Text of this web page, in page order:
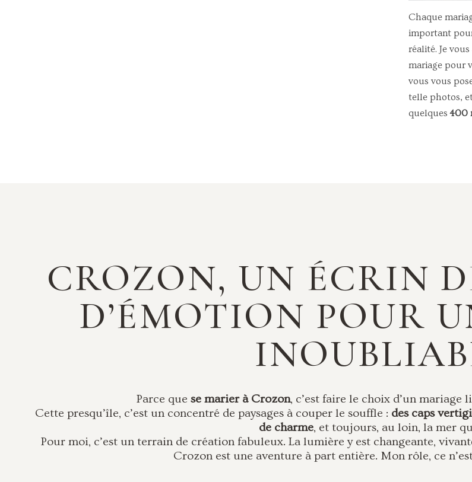
Chaque
important
réalité. Je
mariage pour
vous vous
telle photos, et
quelques 400
CROZON, UN ÉCRIN
D’ÉMOTION POUR
Parce que se marier à Crozon, c’est faire le choix d’un mariage
Cette presqu’île, c’est un concentré de paysages à couper le souffle : des caps
de charme, et toujours, au loin, la mer
Pour moi, c’est un terrain de création fabuleux. La lumière y est changeante,
Crozon est une aventure à part entière. Mon rôle, ce